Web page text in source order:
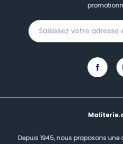
Depuis 1945, nous proposons une